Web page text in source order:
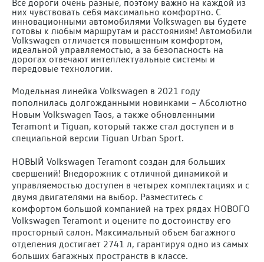
Все дороги очень разные, поэтому важно на каждой из
них чувствовать себя максимально комфортно. C
инновационными автомобилями Volkswagen вы будете
готовы к любым маршрутам и расстояниям! Автомобили
Volkswagen отличается повышенным комфортом,
идеальной управляемостью, а за безопасность на
дорогах отвечают интеллектуальные системы и
передовые технологии.
Модельная линейка Volkswagen в 2021 году
пополнилась долгожданными новинками – Абсолютно
Новым Volkswagen Taos, а также обновленными
Teramont и Tiguan, который также стал доступен и в
специальной версии Tiguan Urban Sport.
НОВЫЙ Volkswagen Teramont создан для больших
свершений! Внедорожник с отличной динамикой и
управляемостью доступен в четырех комплектациях и с
двумя двигателями на выбор. Разместитесь с
комфортом большой компанией на трех рядах НОВОГО
Volkswagen Teramont и оцените по достоинству его
просторный салон. Максимальный объем багажного
отделения достигает 2741 л, гарантируя одно из самых
больших багажных пространств в классе.